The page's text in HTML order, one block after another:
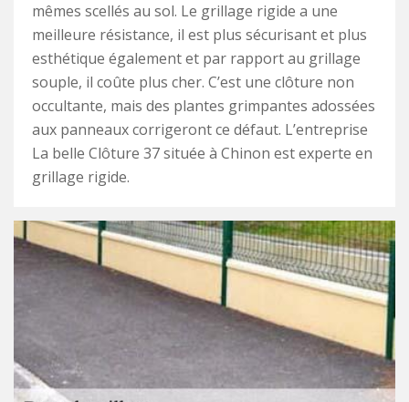
mêmes scellés au sol. Le grillage rigide a une
meilleure résistance, il est plus sécurisant et plus
esthétique également et par rapport au grillage
souple, il coûte plus cher. C’est une clôture non
occultante, mais des plantes grimpantes adossées
aux panneaux corrigeront ce défaut. L’entreprise
La belle Clôture 37 située à Chinon est experte en
grillage rigide.